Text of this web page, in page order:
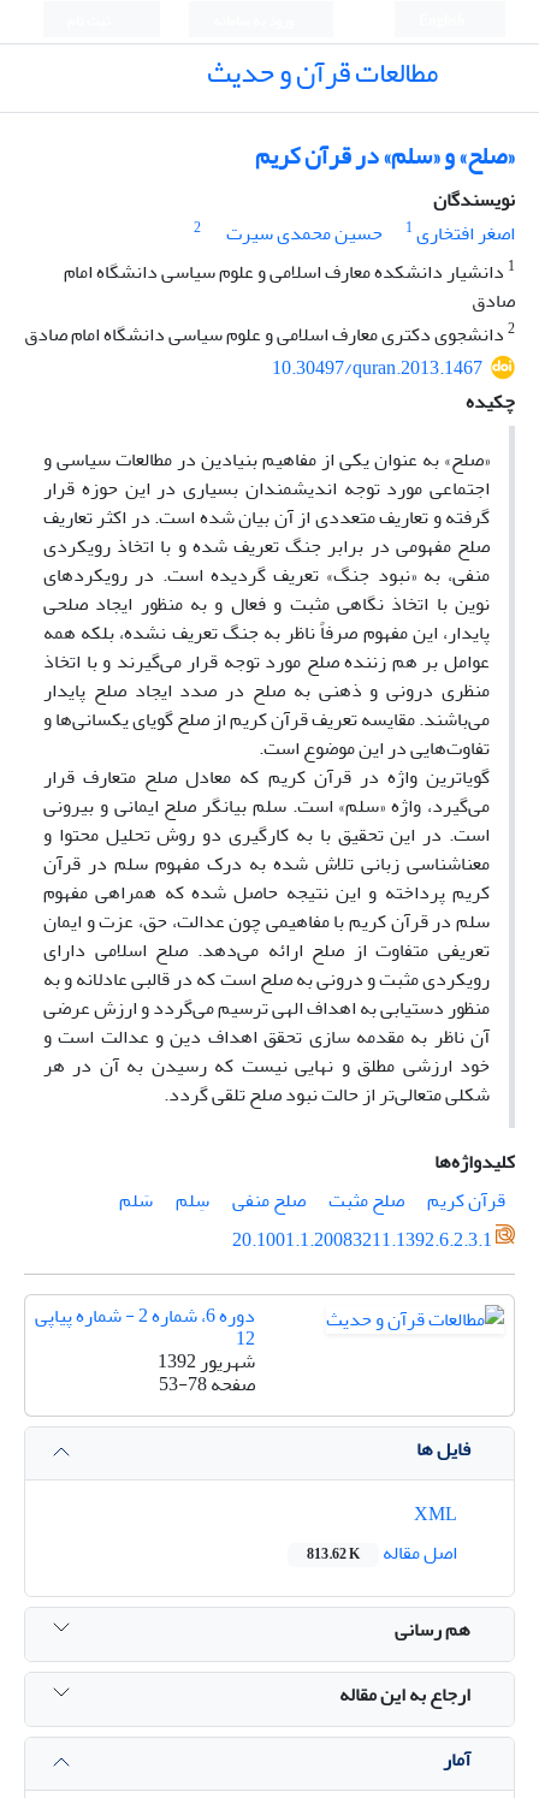
مطالعات قرآن و حدیث
‏«صلح» و «سلم» در قرآن کریم
نویسندگان
اصغر افتخاری1 حسین محمدی سیرت
2
1 دانشیار دانشکده معارف اسلامی و علوم سیاسی دانشگاه امام
صادق
2دانشجوی دکتری معارف اسلامی و علوم سیاسی دانشگاه امام صادق
10.30497/quran.2013.1467
چکیده
‏«صلح» به عنوان یکی از مفاهیم بنیادین در مطالعات سیاسی و
اجتماعی مورد توجه اندیشمندان بسیاری در این حوزه قرار
‏گرفته و تعاریف متعددی از آن بیان شده است. در اکثر تعاریف
صلح مفهومی در برابر جنگ تعریف شده و با اتخاذ ‏رویکردی
منفی، به «نبود جنگ» تعریف گردیده است. در رویکردهای
نوین با اتخاذ نگاهی مثبت و فعال و به منظور ایجاد ‏صلحی
پایدار، این مفهوم صرفاً ناظر به جنگ تعریف نشده، بلکه همه
عوامل بر هم زننده صلح مورد توجه قرار می‌گیرند و ‏با اتخاذ
منظری درونی و ذهنی به صلح در صدد ایجاد صلح پایدار
می‌باشند. مقایسه تعریف قرآن کریم از صلح گویای ‏یکسانی‌ها و
تفاوت‌هایی در این موضوع است.‏
گویاترین واژه در قرآن کریم که معادل صلح متعارف قرار
می‌گیرد، واژه «سلم» است. سلم بیانگر صلح ایمانی و بیرونی
‏است. در این تحقیق با به کارگیری دو روش تحلیل محتوا و
معناشناسی زبانی تلاش شده به درک مفهوم سلم در قرآن
کریم ‏پرداخته و این نتیجه حاصل شده که همراهی مفهوم
سلم در قرآن کریم با مفاهیمی چون عدالت، حق،‌ عزت و ایمان
تعریفی ‏متفاوت از صلح ارائه می‌دهد. صلح اسلامی دارای
رویکردی مثبت و درونی به صلح است که در قالبی عادلانه و به
منظور ‏دستیابی به اهداف الهی ترسیم می‌گردد و ارزش عرضی
آن ناظر به مقدمه سازی تحقق اهداف دین و عدالت است و
خود ‏ارزشی مطلق و نهایی نیست که رسیدن به آن در هر
شکلی متعالی‌تر از حالت نبود صلح تلقی گردد.‏
کلیدواژه‌ها
قرآن کریم
صلح مثبت صلح منفی سِلم
سَلم
20.1001.1.20083211.1392.6.2.3.1
دوره 6، شماره 2 - شماره پیاپی
12
شهریور 1392
صفحه53-78
فایل ها
اصل مقاله
813.62 K
هم رسانی
ارجاع به این مقاله
آمار